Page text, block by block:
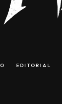
EDITORIAL